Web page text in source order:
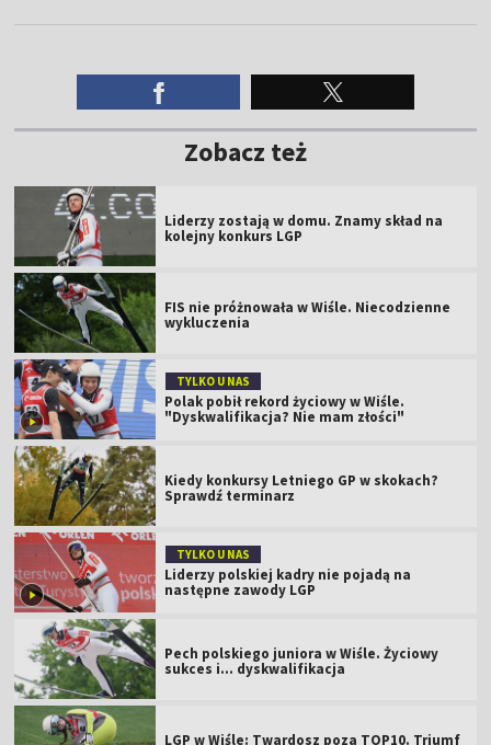
Zobacz też
Liderzy zostają w domu. Znamy skład na
kolejny konkurs LGP
FIS nie próżnowała w Wiśle. Niecodzienne
wykluczenia
TYLKO U NAS
Polak pobił rekord życiowy w Wiśle.
"Dyskwalifikacja? Nie mam złości"
Kiedy konkursy Letniego GP w skokach?
Sprawdź terminarz
TYLKO U NAS
Liderzy polskiej kadry nie pojadą na
następne zawody LGP
Pech polskiego juniora w Wiśle. Życiowy
sukces i... dyskwalifikacja
LGP w Wiśle: Twardosz poza TOP10. Triumf